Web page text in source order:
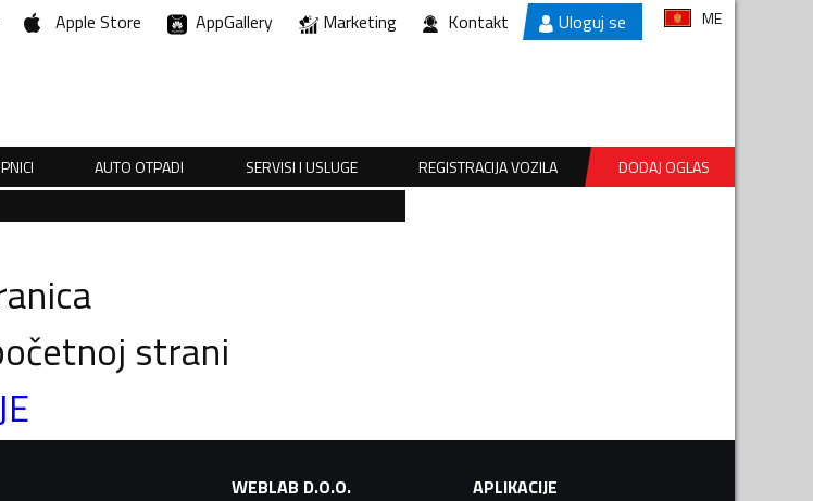
Apple Store AppGallery Marketing Kontakt Uloguj se ME
AUTO OTPADI SERVISI I USLUGE REGISTRACIJA VOZILA
DODAJ OGLAS
strani
WEBLAB D.O.O.
APLIKACIJE